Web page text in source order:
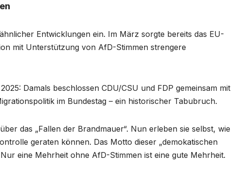
Entwicklungen ein. Im März sorgte bereits das EU-
mit Unterstützung von AfD-Stimmen strengere
Damals beschlossen CDU/CSU und FDP gemeinsam mit
im Bundestag – ein historischer Tabubruch.
das „Fallen der Brandmauer“. Nun erleben sie selbst, wie
geraten können. Das Motto dieser „demokatischen
eine Mehrheit ohne AfD-Stimmen ist eine gute Mehrheit.